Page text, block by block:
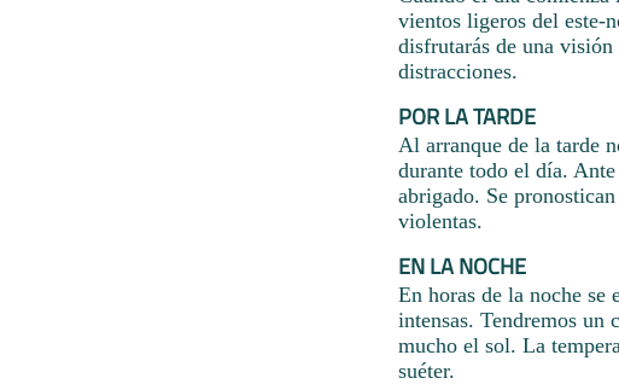
vientos ligeros del este-
disfrutarás de una
distracciones.
POR LA TARDE
Al arranque de la tarde
durante todo el día.
abrigado. Se
violentas.
EN LA NOCHE
En horas de la noche se
intensas. Tendremos un
mucho el sol. La
suéter.